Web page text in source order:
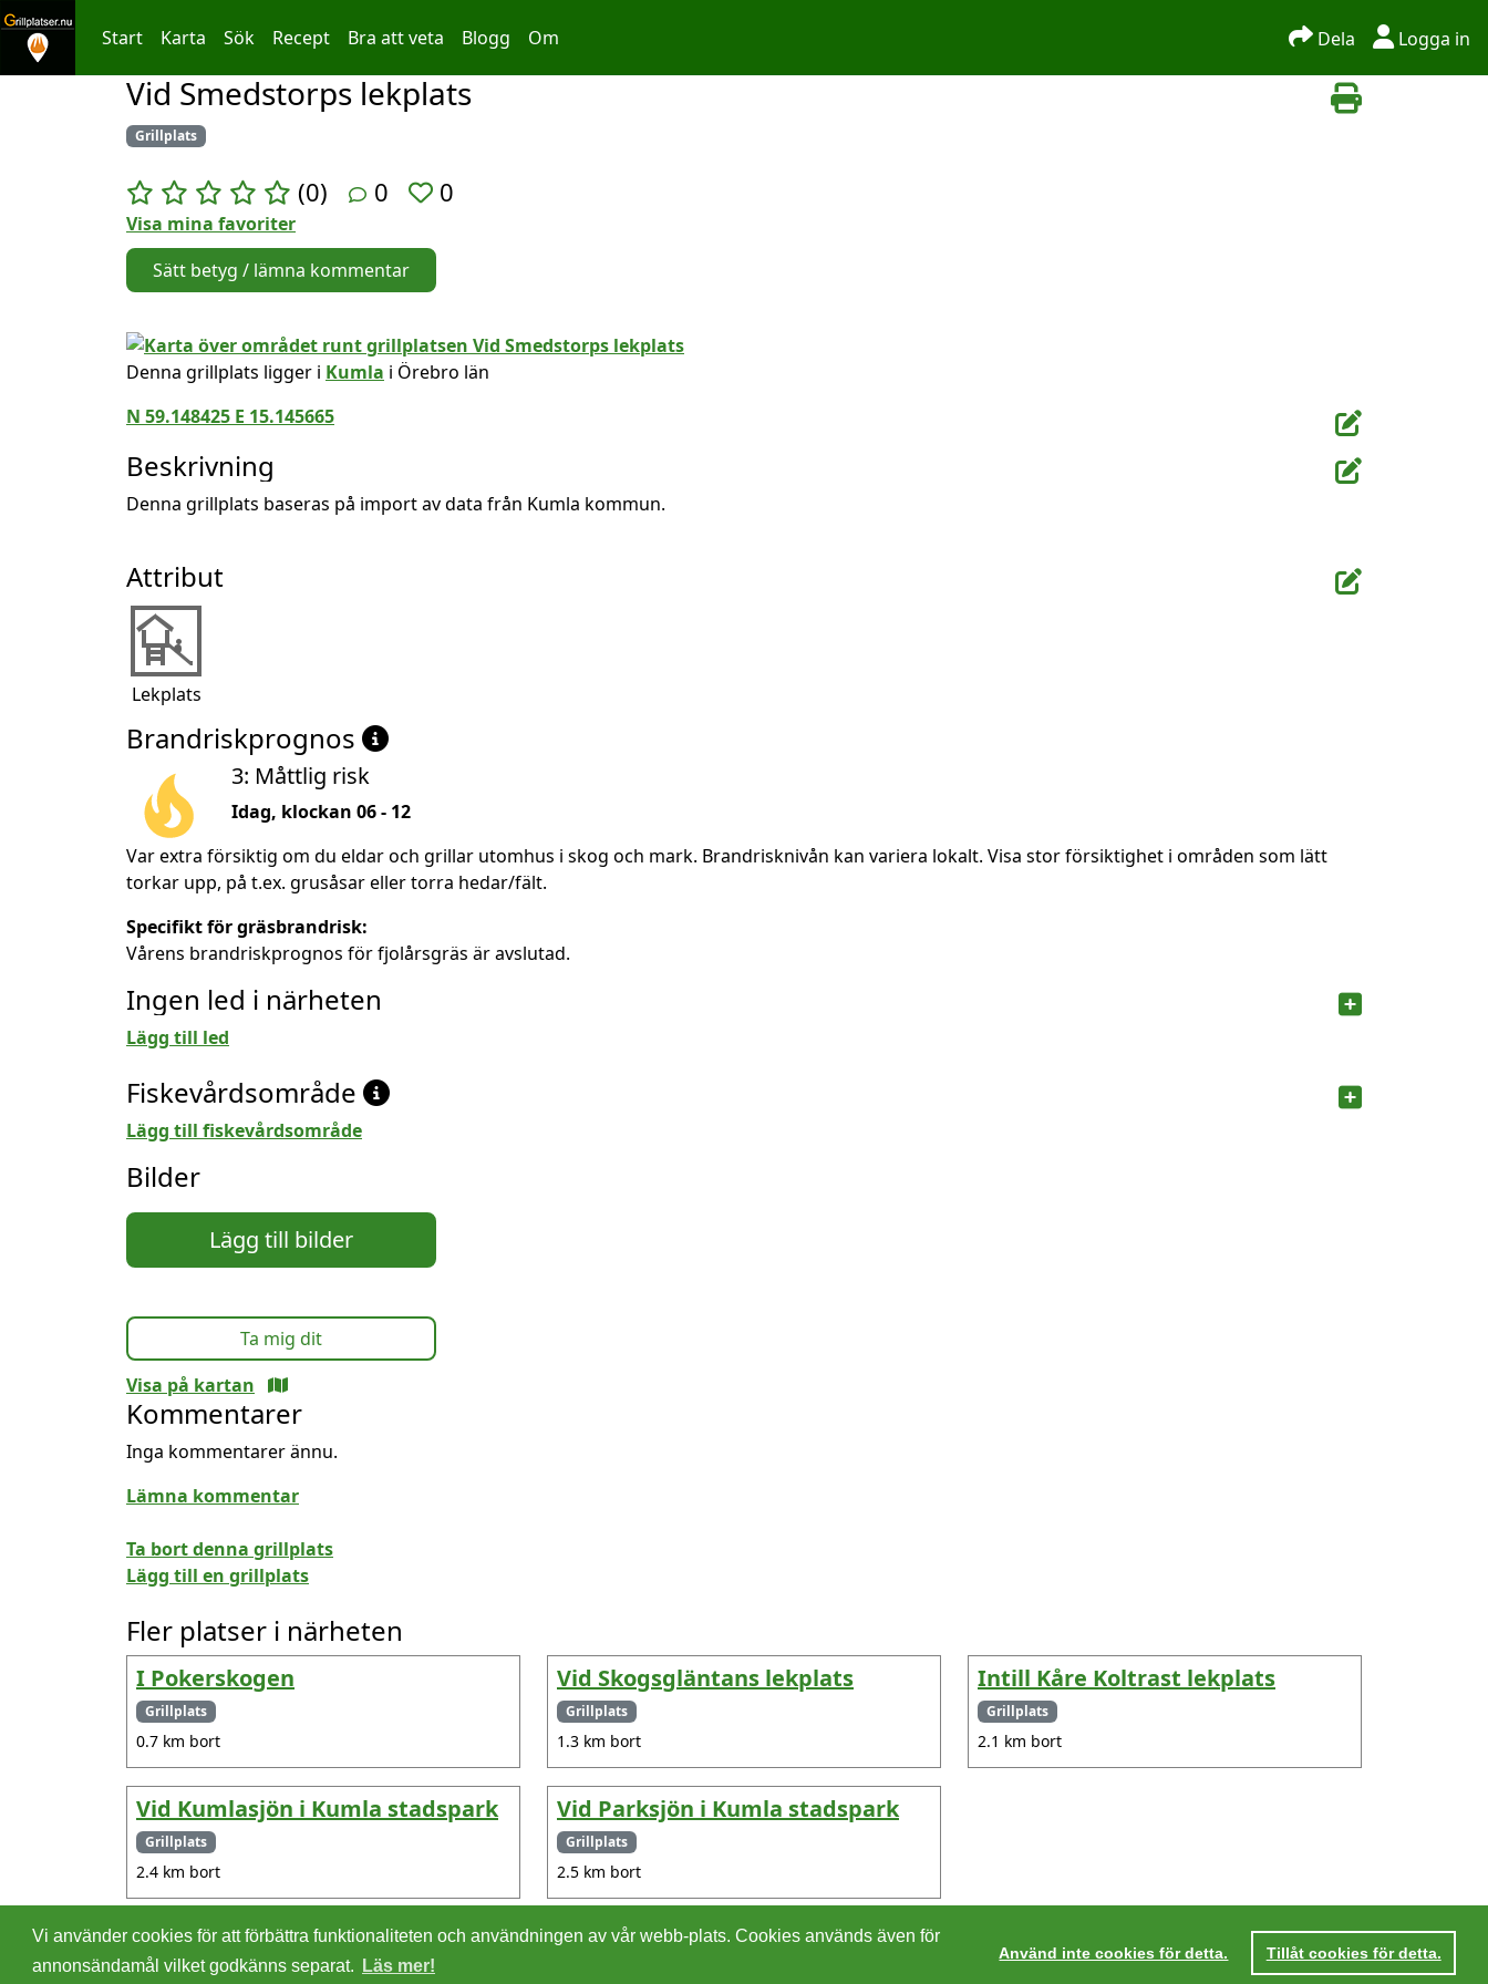
Hoppa till innehållet
Start Karta Sök Recept Bra att veta Blogg Om Dela Logga in
Vid Smedstorps lekplats
Grillplats
(0) 0 0
Visa mina favoriter
Sätt betyg / lämna kommentar
Denna grillplats ligger i Kumla i Örebro län
N 59.148425 E 15.145665
Beskrivning
Denna grillplats baseras på import av data från Kumla kommun.
Attribut
Lekplats
Brandriskprognos
3: Måttlig risk
Idag, klockan 06 - 12
Var extra försiktig om du eldar och grillar utomhus i skog och mark. Brandrisknivån kan variera lokalt. Visa stor försiktighet i områden som lätt
torkar upp, på t.ex. grusåsar eller torra hedar/fält.
Specifikt för gräsbrandrisk:
Vårens brandriskprognos för fjolårsgräs är avslutad.
Ingen led i närheten
Lägg till led
Fiskevårdsområde
Lägg till fiskevårdsområde
Bilder
Lägg till bilder
Ta mig dit
Visa på kartan
Kommentarer
Inga kommentarer ännu.
Lämna kommentar
Ta bort denna grillplats
Lägg till en grillplats
Fler platser i närheten
I Pokerskogen
Grillplats
0.7 km bort
Vid Skogsgläntans lekplats
Grillplats
1.3 km bort
Intill Kåre Koltrast lekplats
Grillplats
2.1 km bort
Vid Kumlasjön i Kumla stadspark
Grillplats
2.4 km bort
Vid Parksjön i Kumla stadspark
Grillplats
2.5 km bort
©2026 - Christer Olsson/Steeltown apps Integritetspolicy Villkor
Vi använder cookies för att förbättra funktionaliteten och användningen av vår webb-plats. Cookies används även för
annonsändamål vilket godkänns separat.
Läs mer!
Använd inte cookies för detta. Tillåt cookies för detta.